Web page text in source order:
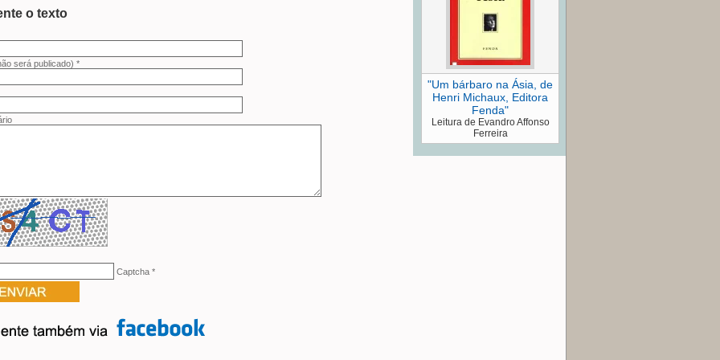
o texto
será publicado) *
Captcha *
"Um bárbaro na Ásia, de
Henri Michaux, Editora
Fenda"
Leitura de Evandro Affonso
Ferreira